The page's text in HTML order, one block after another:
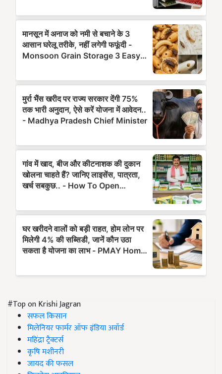
#Top on Krishi Jagran
सफल किसान
मिलेनियर फार्मर ऑफ इंडिया अवॉर्ड
महिंद्रा ट्रैक्टर्स
कृषि मशीनरी
जायद की फसल